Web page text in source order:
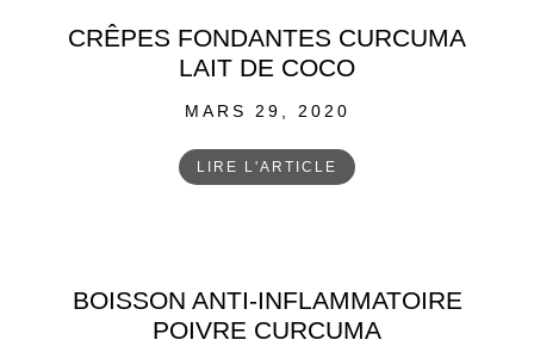
CRÊPES FONDANTES CURCUMA
LAIT DE COCO
POSTED
MARS 29, 2020
LIRE L'ARTICLE
BOISSON ANTI-INFLAMMATOIRE
POIVRE CURCUMA